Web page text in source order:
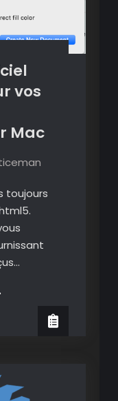
vos
Mac
toujours